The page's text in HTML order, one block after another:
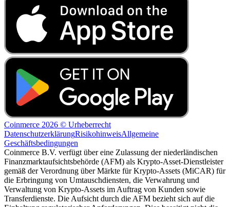
Coinmerce 2026 © Urheberrecht
DatenschutzerklärungRisikohinweisAllgemeine
Geschäftsbedingungen
Coinmerce B.V. verfügt über eine Zulassung der niederländischen
Finanzmarktaufsichtsbehörde (AFM) als Krypto-Asset-Dienstleister
gemäß der Verordnung über Märkte für Krypto-Assets (MiCAR) für
die Erbringung von Umtauschdiensten, die Verwahrung und
Verwaltung von Krypto-Assets im Auftrag von Kunden sowie
Transferdienste. Die Aufsicht durch die AFM bezieht sich auf die